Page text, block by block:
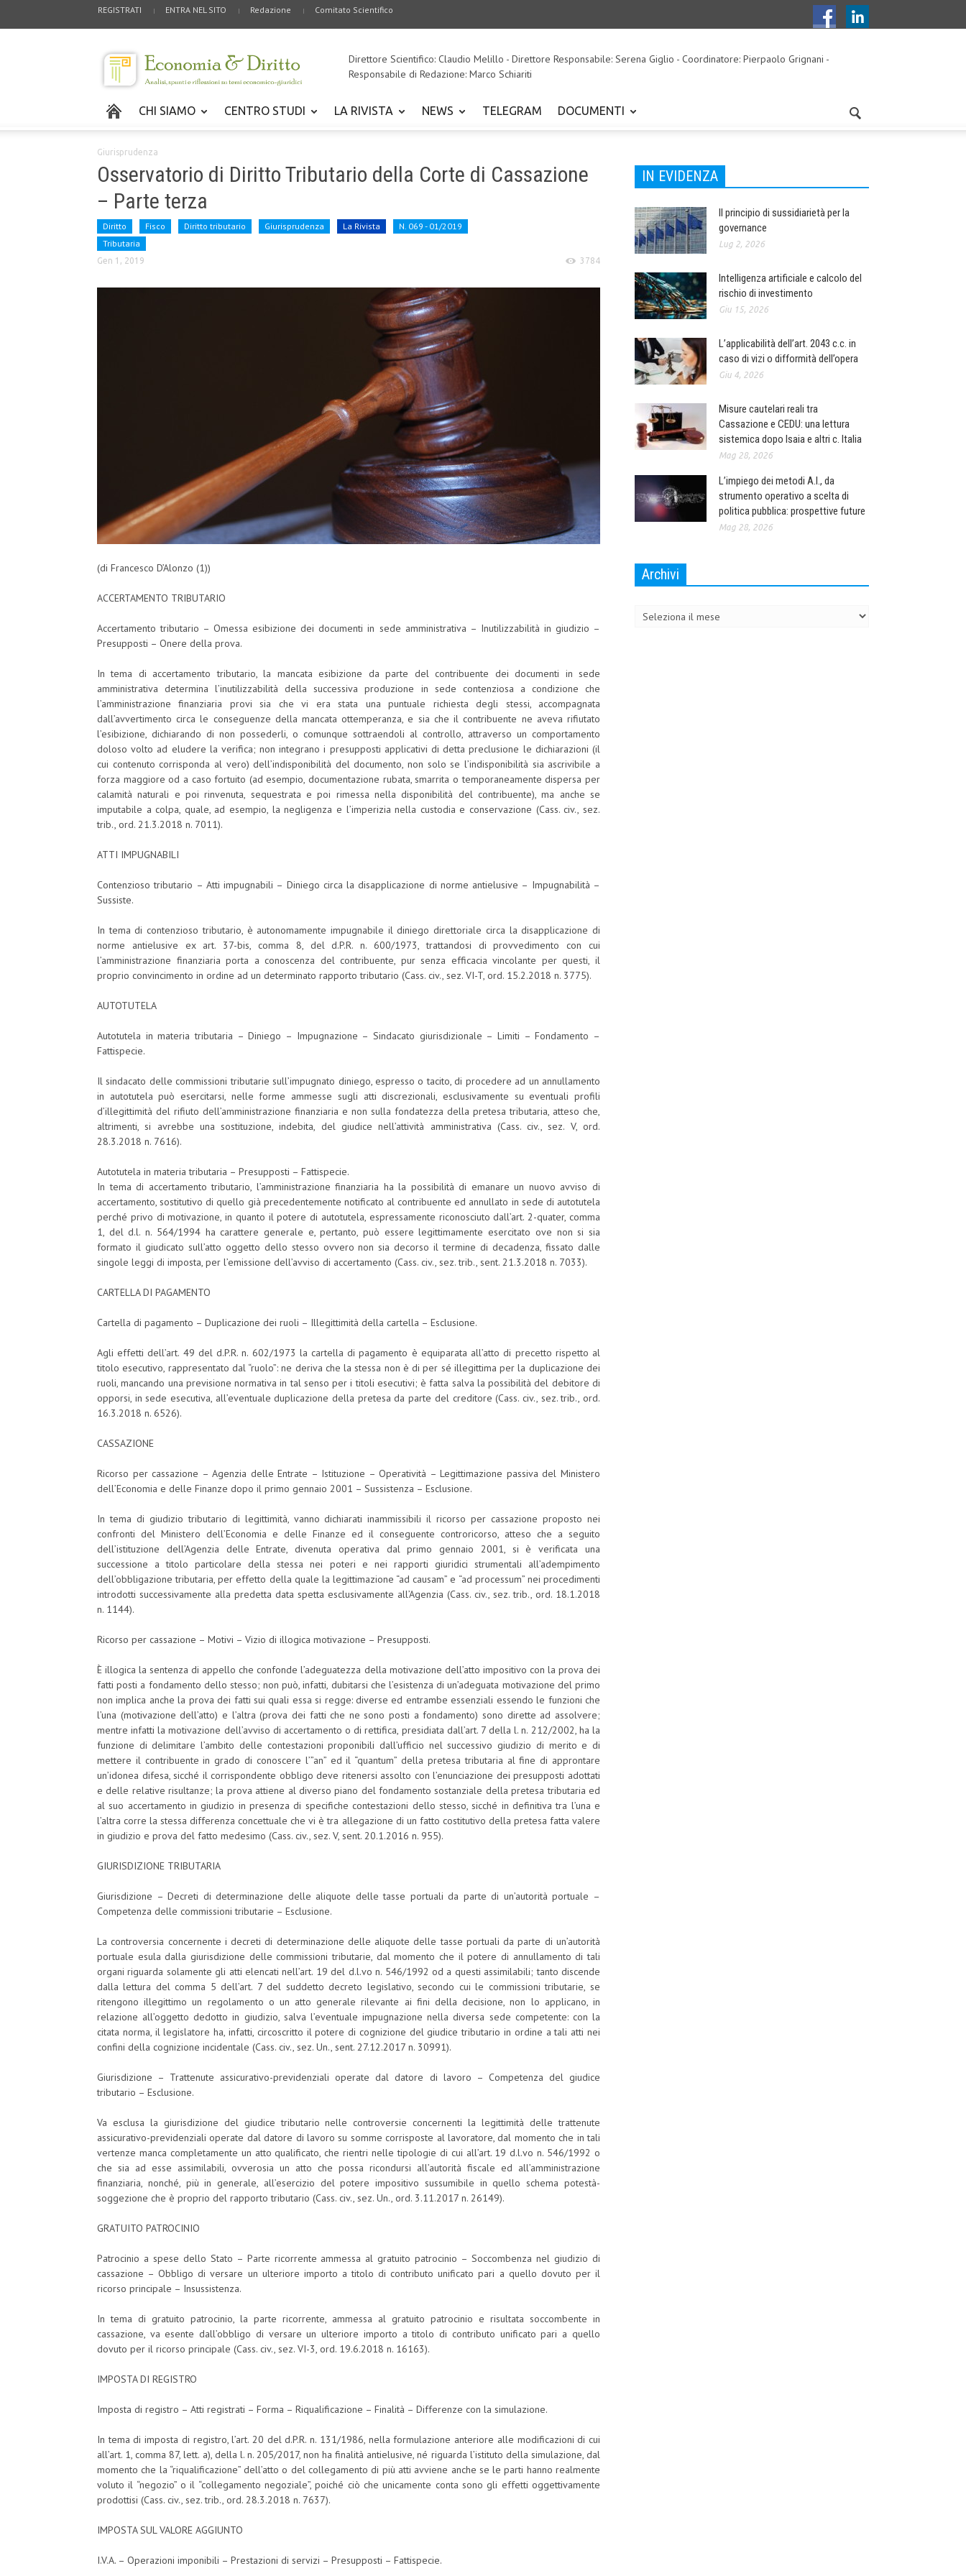
REGISTRATI ENTRA NEL SITO Redazione Comitato Scientifico
Direttore Scientifico: Claudio Melillo - Direttore Responsabile: Serena Giglio - Coordinatore: Pierpaolo Grignani -
Responsabile di Redazione: Marco Schiariti
CHI SIAMO CENTRO STUDI LA RIVISTA NEWS TELEGRAM DOCUMENTI
Giurisprudenza
Osservatorio di Diritto Tributario della Corte di Cassazione
– Parte terza
Diritto Fisco Diritto tributario Giurisprudenza La Rivista
N. 069 - 01/2019
Tributaria
Gen 1, 2019 3784
(di Francesco D’Alonzo (1))
ACCERTAMENTO TRIBUTARIO
Accertamento tributario – Omessa esibizione dei documenti in sede amministrativa – Inutilizzabilità in giudizio –
Presupposti – Onere della prova.
In tema di accertamento tributario, la mancata esibizione da parte del contribuente dei documenti in sede
amministrativa determina l’inutilizzabilità della successiva produzione in sede contenziosa a condizione che
l’amministrazione finanziaria provi sia che vi era stata una puntuale richiesta degli stessi, accompagnata
dall’avvertimento circa le conseguenze della mancata ottemperanza, e sia che il contribuente ne aveva rifiutato
l’esibizione, dichiarando di non possederli, o comunque sottraendoli al controllo, attraverso un comportamento
doloso volto ad eludere la verifica; non integrano i presupposti applicativi di detta preclusione le dichiarazioni (il
cui contenuto corrisponda al vero) dell’indisponibilità del documento, non solo se l’indisponibilità sia ascrivibile a
forza maggiore od a caso fortuito (ad esempio, documentazione rubata, smarrita o temporaneamente dispersa per
calamità naturali e poi rinvenuta, sequestrata e poi rimessa nella disponibilità del contribuente), ma anche se
imputabile a colpa, quale, ad esempio, la negligenza e l’imperizia nella custodia e conservazione (Cass. civ., sez.
trib., ord. 21.3.2018 n. 7011).
ATTI IMPUGNABILI
Contenzioso tributario – Atti impugnabili – Diniego circa la disapplicazione di norme antielusive – Impugnabilità –
Sussiste.
In tema di contenzioso tributario, è autonomamente impugnabile il diniego direttoriale circa la disapplicazione di
norme antielusive ex art. 37-bis, comma 8, del d.P.R. n. 600/1973, trattandosi di provvedimento con cui
l’amministrazione finanziaria porta a conoscenza del contribuente, pur senza efficacia vincolante per questi, il
proprio convincimento in ordine ad un determinato rapporto tributario (Cass. civ., sez. VI-T, ord. 15.2.2018 n. 3775).
AUTOTUTELA
Autotutela in materia tributaria – Diniego – Impugnazione – Sindacato giurisdizionale – Limiti – Fondamento –
Fattispecie.
Il sindacato delle commissioni tributarie sull’impugnato diniego, espresso o tacito, di procedere ad un annullamento
in autotutela può esercitarsi, nelle forme ammesse sugli atti discrezionali, esclusivamente su eventuali profili
d’illegittimità del rifiuto dell’amministrazione finanziaria e non sulla fondatezza della pretesa tributaria, atteso che,
altrimenti, si avrebbe una sostituzione, indebita, del giudice nell’attività amministrativa (Cass. civ., sez. V, ord.
28.3.2018 n. 7616).
Autotutela in materia tributaria – Presupposti – Fattispecie.
In tema di accertamento tributario, l’amministrazione finanziaria ha la possibilità di emanare un nuovo avviso di
accertamento, sostitutivo di quello già precedentemente notificato al contribuente ed annullato in sede di autotutela
perché privo di motivazione, in quanto il potere di autotutela, espressamente riconosciuto dall’art. 2-quater, comma
1, del d.l. n. 564/1994 ha carattere generale e, pertanto, può essere legittimamente esercitato ove non si sia
formato il giudicato sull’atto oggetto dello stesso ovvero non sia decorso il termine di decadenza, fissato dalle
singole leggi di imposta, per l’emissione dell’avviso di accertamento (Cass. civ., sez. trib., sent. 21.3.2018 n. 7033).
CARTELLA DI PAGAMENTO
Cartella di pagamento – Duplicazione dei ruoli – Illegittimità della cartella – Esclusione.
Agli effetti dell’art. 49 del d.P.R. n. 602/1973 la cartella di pagamento è equiparata all’atto di precetto rispetto al
titolo esecutivo, rappresentato dal “ruolo”: ne deriva che la stessa non è di per sé illegittima per la duplicazione dei
ruoli, mancando una previsione normativa in tal senso per i titoli esecutivi; è fatta salva la possibilità del debitore di
opporsi, in sede esecutiva, all’eventuale duplicazione della pretesa da parte del creditore (Cass. civ., sez. trib., ord.
16.3.2018 n. 6526).
CASSAZIONE
Ricorso per cassazione – Agenzia delle Entrate – Istituzione – Operatività – Legittimazione passiva del Ministero
dell’Economia e delle Finanze dopo il primo gennaio 2001 – Sussistenza – Esclusione.
In tema di giudizio tributario di legittimità, vanno dichiarati inammissibili il ricorso per cassazione proposto nei
confronti del Ministero dell’Economia e delle Finanze ed il conseguente controricorso, atteso che a seguito
dell’istituzione dell’Agenzia delle Entrate, divenuta operativa dal primo gennaio 2001, si è verificata una
successione a titolo particolare della stessa nei poteri e nei rapporti giuridici strumentali all’adempimento
dell’obbligazione tributaria, per effetto della quale la legittimazione “ad causam” e “ad processum” nei procedimenti
introdotti successivamente alla predetta data spetta esclusivamente all’Agenzia (Cass. civ., sez. trib., ord. 18.1.2018
n. 1144).
Ricorso per cassazione – Motivi – Vizio di illogica motivazione – Presupposti.
È illogica la sentenza di appello che confonde l’adeguatezza della motivazione dell’atto impositivo con la prova dei
fatti posti a fondamento dello stesso; non può, infatti, dubitarsi che l’esistenza di un’adeguata motivazione del primo
non implica anche la prova dei fatti sui quali essa si regge: diverse ed entrambe essenziali essendo le funzioni che
l’una (motivazione dell’atto) e l’altra (prova dei fatti che ne sono posti a fondamento) sono dirette ad assolvere;
mentre infatti la motivazione dell’avviso di accertamento o di rettifica, presidiata dall’art. 7 della l. n. 212/2002, ha la
funzione di delimitare l’ambito delle contestazioni proponibili dall’ufficio nel successivo giudizio di merito e di
mettere il contribuente in grado di conoscere l’”an” ed il “quantum” della pretesa tributaria al fine di approntare
un’idonea difesa, sicché il corrispondente obbligo deve ritenersi assolto con l’enunciazione dei presupposti adottati
e delle relative risultanze; la prova attiene al diverso piano del fondamento sostanziale della pretesa tributaria ed
al suo accertamento in giudizio in presenza di specifiche contestazioni dello stesso, sicché in definitiva tra l’una e
l’altra corre la stessa differenza concettuale che vi è tra allegazione di un fatto costitutivo della pretesa fatta valere
in giudizio e prova del fatto medesimo (Cass. civ., sez. V, sent. 20.1.2016 n. 955).
GIURISDIZIONE TRIBUTARIA
Giurisdizione – Decreti di determinazione delle aliquote delle tasse portuali da parte di un’autorità portuale –
Competenza delle commissioni tributarie – Esclusione.
La controversia concernente i decreti di determinazione delle aliquote delle tasse portuali da parte di un’autorità
portuale esula dalla giurisdizione delle commissioni tributarie, dal momento che il potere di annullamento di tali
organi riguarda solamente gli atti elencati nell’art. 19 del d.l.vo n. 546/1992 od a questi assimilabili; tanto discende
dalla lettura del comma 5 dell’art. 7 del suddetto decreto legislativo, secondo cui le commissioni tributarie, se
ritengono illegittimo un regolamento o un atto generale rilevante ai fini della decisione, non lo applicano, in
relazione all’oggetto dedotto in giudizio, salva l’eventuale impugnazione nella diversa sede competente: con la
citata norma, il legislatore ha, infatti, circoscritto il potere di cognizione del giudice tributario in ordine a tali atti nei
confini della cognizione incidentale (Cass. civ., sez. Un., sent. 27.12.2017 n. 30991).
Giurisdizione – Trattenute assicurativo-previdenziali operate dal datore di lavoro – Competenza del giudice
tributario – Esclusione.
Va esclusa la giurisdizione del giudice tributario nelle controversie concernenti la legittimità delle trattenute
assicurativo-previdenziali operate dal datore di lavoro su somme corrisposte al lavoratore, dal momento che in tali
vertenze manca completamente un atto qualificato, che rientri nelle tipologie di cui all’art. 19 d.l.vo n. 546/1992 o
che sia ad esse assimilabili, ovverosia un atto che possa ricondursi all’autorità fiscale ed all’amministrazione
finanziaria, nonché, più in generale, all’esercizio del potere impositivo sussumibile in quello schema potestà-
soggezione che è proprio del rapporto tributario (Cass. civ., sez. Un., ord. 3.11.2017 n. 26149).
GRATUITO PATROCINIO
Patrocinio a spese dello Stato – Parte ricorrente ammessa al gratuito patrocinio – Soccombenza nel giudizio di
cassazione – Obbligo di versare un ulteriore importo a titolo di contributo unificato pari a quello dovuto per il
ricorso principale – Insussistenza.
In tema di gratuito patrocinio, la parte ricorrente, ammessa al gratuito patrocinio e risultata soccombente in
cassazione, va esente dall’obbligo di versare un ulteriore importo a titolo di contributo unificato pari a quello
dovuto per il ricorso principale (Cass. civ., sez. VI-3, ord. 19.6.2018 n. 16163).
IMPOSTA DI REGISTRO
Imposta di registro – Atti registrati – Forma – Riqualificazione – Finalità – Differenze con la simulazione.
In tema di imposta di registro, l’art. 20 del d.P.R. n. 131/1986, nella formulazione anteriore alle modificazioni di cui
all’art. 1, comma 87, lett. a), della l. n. 205/2017, non ha finalità antielusive, né riguarda l’istituto della simulazione, dal
momento che la “riqualificazione” dell’atto o del collegamento di più atti avviene anche se le parti hanno realmente
voluto il “negozio” o il “collegamento negoziale”, poiché ciò che unicamente conta sono gli effetti oggettivamente
prodottisi (Cass. civ., sez. trib., ord. 28.3.2018 n. 7637).
IMPOSTA SUL VALORE AGGIUNTO
I.V.A. – Operazioni imponibili – Prestazioni di servizi – Presupposti – Fattispecie.
IN EVIDENZA
Il principio di sussidiarietà per la
governance
Lug 2, 2026
Intelligenza artificiale e calcolo del
rischio di investimento
Giu 15, 2026
L’applicabilità dell’art. 2043 c.c. in
caso di vizi o difformità dell’opera
Giu 4, 2026
Misure cautelari reali tra
Cassazione e CEDU: una lettura
sistemica dopo Isaia e altri c. Italia
Mag 28, 2026
L’impiego dei metodi A.I., da
strumento operativo a scelta di
politica pubblica: prospettive future
Mag 28, 2026
Archivi